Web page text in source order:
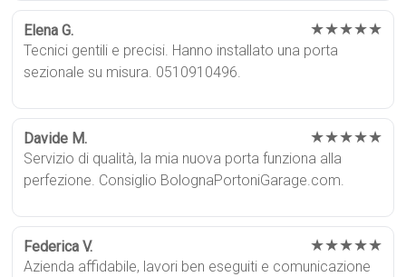
Elena G. ★★★★★
Tecnici gentili e precisi. Hanno installato una porta
sezionale su misura. 0510910496.
Davide M. ★★★★★
Servizio di qualità, la mia nuova porta funziona alla
perfezione. Consiglio BolognaPortoniGarage.com.
Federica V. ★★★★★
Azienda affidabile, lavori ben eseguiti e comunicazione